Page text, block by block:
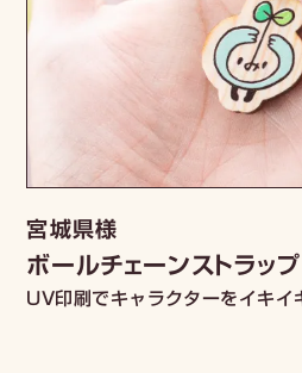
宮城県様
ボールチェーンストラップ
UV印刷でキャラクターをイキイ